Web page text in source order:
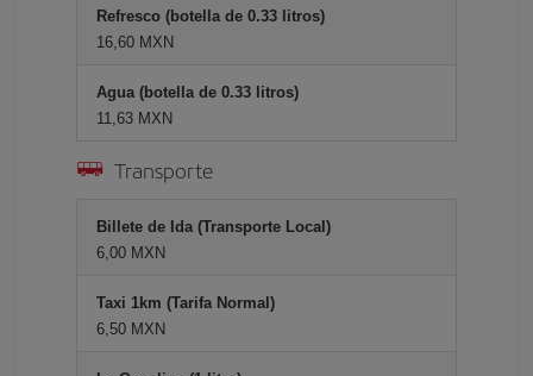
Refresco (botella de 0.33 litros)
16,60 MXN
Agua (botella de 0.33 litros)
11,63 MXN
Transporte
Billete de Ida (Transporte Local)
6,00 MXN
Taxi 1km (Tarifa Normal)
6,50 MXN